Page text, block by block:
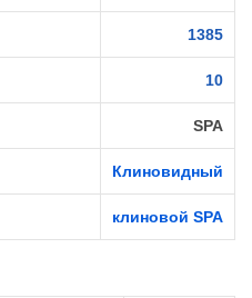
1385
10
SPA
Клиновидный
клиновой SPA